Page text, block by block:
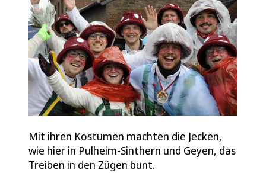
Mit ihren Kostümen machten die Jecken,
wie hier in Pulheim-Sinthern und Geyen, das
Treiben in den Zügen bunt.